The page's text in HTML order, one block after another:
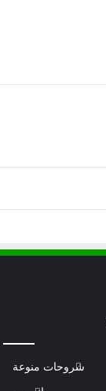
شروحات منوعة